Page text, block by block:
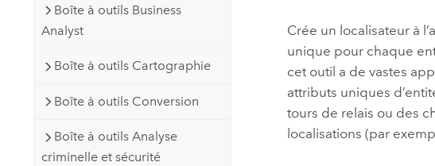
Boîte à outils Business
Analyst
Boîte à outils Cartographie
Boîte à outils Conversion
Boîte à outils Analyse
criminelle et sécurité
Crée un localisateur à
unique pour chaque
cet outil a de vastes
attributs uniques
tours de relais ou des
localisations (par